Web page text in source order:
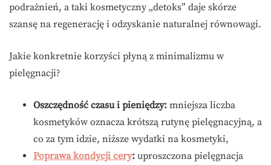
podrażnień, a taki kosmetyczny „detoks” daje skórze
szansę na regenerację i odzyskanie naturalnej równowagi.
Jakie konkretnie korzyści płyną z minimalizmu w
pielęgnacji?
Oszczędność czasu i pieniędzy: mniejsza liczba
kosmetyków oznacza krótszą rutynę pielęgnacyjną, a
co za tym idzie, niższe wydatki na kosmetyki,
Poprawa kondycji cery: uproszczona pielęgnacja